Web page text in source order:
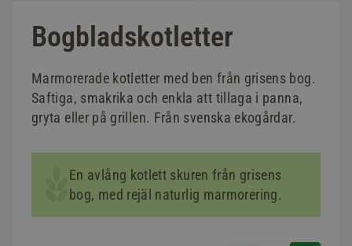
Bogbladskotletter
Marmorerade kotletter med ben från grisens bog.
Saftiga, smakrika och enkla att tillaga i panna,
gryta eller på grillen. Från svenska ekogårdar.
En avlång kotlett skuren från grisens
bog, med rejäl naturlig marmorering.